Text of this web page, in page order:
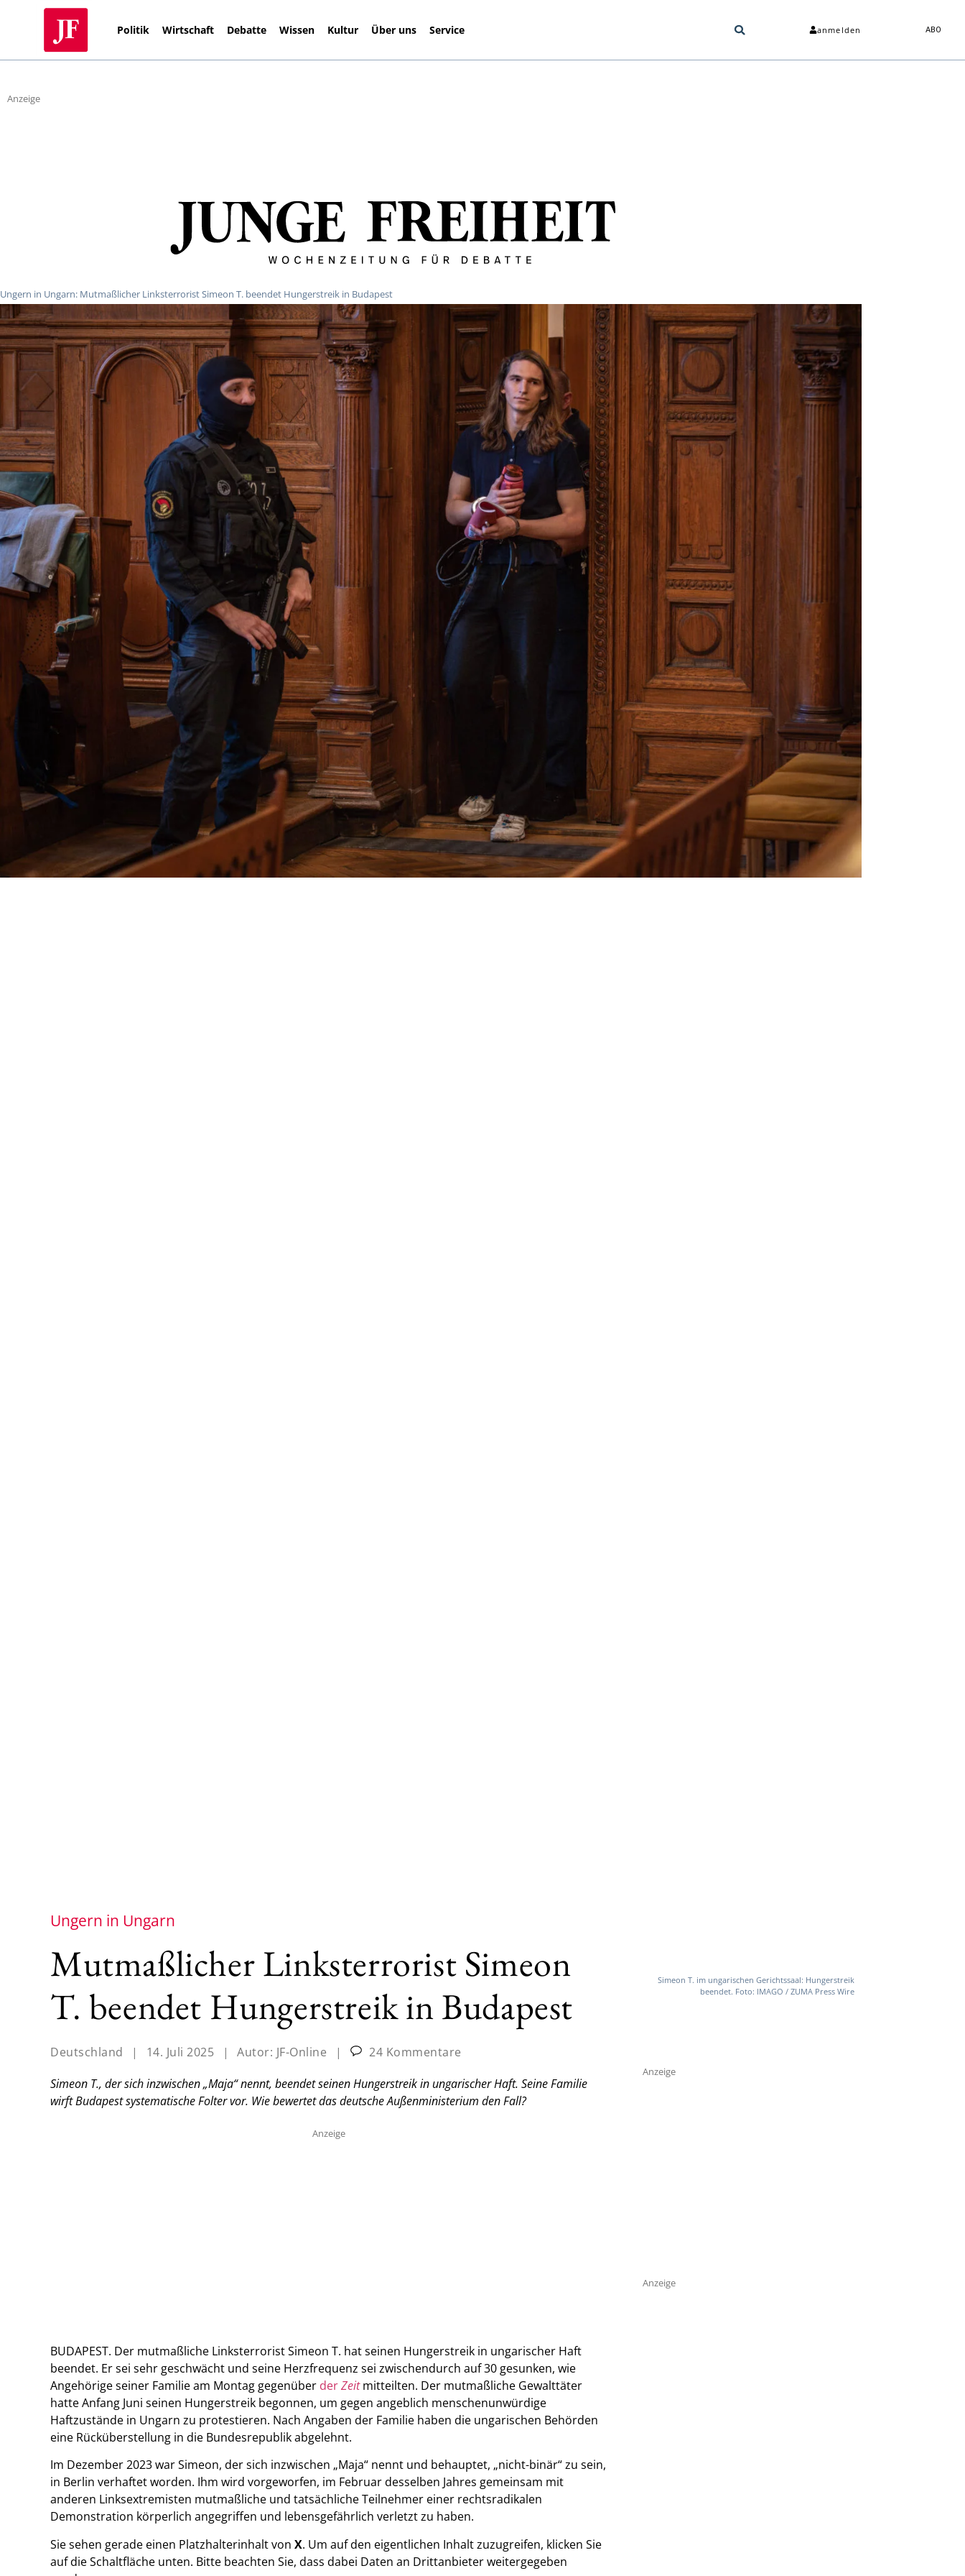
Politik Wirtschaft Debatte Wissen Kultur Über uns Service anmelden ABO
Anzeige
Ungern in Ungarn: Mutmaßlicher Linksterrorist Simeon T. beendet Hungerstreik in Budapest
Ungern in Ungarn
Mutmaßlicher Linksterrorist Simeon
T. beendet Hungerstreik in Budapest
Deutschland | 14. Juli 2025 | Autor: JF-Online |
24 Kommentare
Simeon T., der sich inzwischen „Maja“ nennt, beendet seinen Hungerstreik in ungarischer Haft. Seine Familie
wirft Budapest systematische Folter vor. Wie bewertet das deutsche Außenministerium den Fall?
Anzeige
BUDAPEST. Der mutmaßliche Linksterrorist Simeon T. hat seinen Hungerstreik in ungarischer Haft
beendet. Er sei sehr geschwächt und seine Herzfrequenz sei zwischendurch auf 30 gesunken, wie
Angehörige seiner Familie am Montag gegenüber derZeitmitteilten. Der mutmaßliche Gewalttäter
hatte Anfang Juni seinen Hungerstreik begonnen, um gegen angeblich menschenunwürdige
Haftzustände in Ungarn zu protestieren. Nach Angaben der Familie haben die ungarischen Behörden
eine Rücküberstellung in die Bundesrepublik abgelehnt.
Im Dezember 2023 war Simeon, der sich inzwischen „Maja“ nennt und behauptet, „nicht-binär“ zu sein,
in Berlin verhaftet worden. Ihm wird vorgeworfen, im Februar desselben Jahres gemeinsam mit
anderen Linksextremisten mutmaßliche und tatsächliche Teilnehmer einer rechtsradikalen
Demonstration körperlich angegriffen und lebensgefährlich verletzt zu haben.
Sie sehen gerade einen Platzhalterinhalt von X. Um auf den eigentlichen Inhalt zuzugreifen, klicken Sie
auf die Schaltfläche unten. Bitte beachten Sie, dass dabei Daten an Drittanbieter weitergegeben
Simeon T. im ungarischen Gerichtssaal: Hungerstreik
beendet. Foto: IMAGO / ZUMA Press Wire
Anzeige
Anzeige